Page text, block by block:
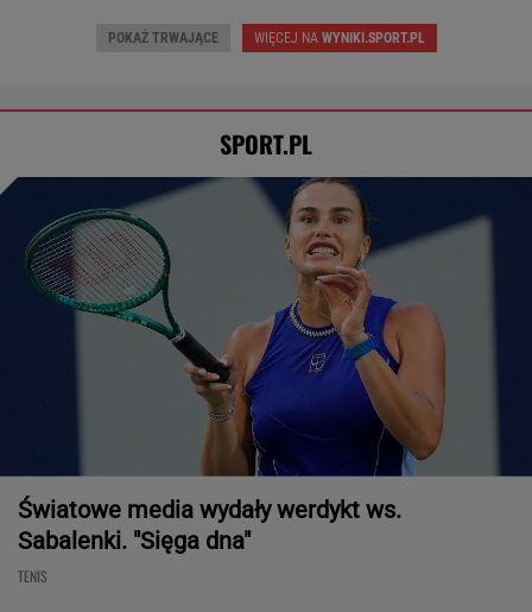
POKAŻ TRWAJĄCE WIĘCEJ NAWYNIKI.SPORT.PL
SPORT.PL
Światowe media wydały werdykt ws.
Sabalenki. "Sięga dna"
TENIS